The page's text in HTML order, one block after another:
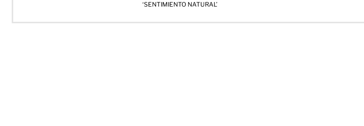
‘SENTIMIENTO NATURAL’